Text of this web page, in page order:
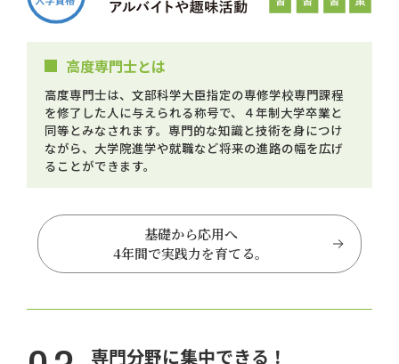
高度専門士とは
高度専門士は、文部科学大臣指定の専修学校専門課程
を修了した人に与えられる称号で、４年制大学卒業と
同等とみなされます。専門的な知識と技術を身につけ
ながら、大学院進学や就職など将来の進路の幅を広げ
ることができます。
基礎から応用へ
4年間で実践力を育てる。
専門分野に集中できる！